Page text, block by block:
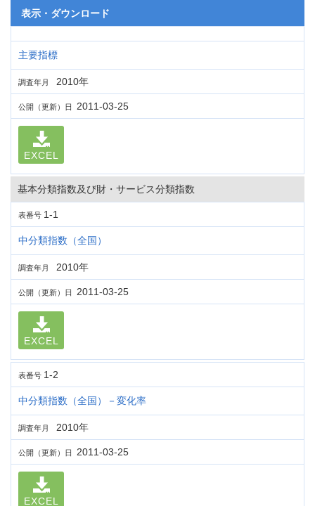
表示・ダウンロード
主要指標
調査年月 2010年
公開（更新）日 2011-03-25
EXCEL
基本分類指数及び財・サービス分類指数
表番号 1-1
中分類指数（全国）
調査年月 2010年
公開（更新）日 2011-03-25
EXCEL
表番号 1-2
中分類指数（全国）－変化率
調査年月 2010年
公開（更新）日 2011-03-25
EXCEL